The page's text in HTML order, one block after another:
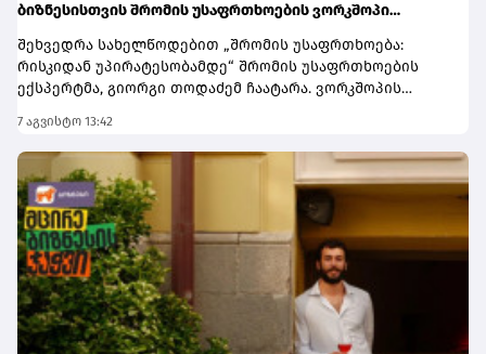
ბიზნესისთვის შრომის უსაფრთხოების ვორკშოპი
შეხვედრა სახელწოდებით „შრომის უსაფრთხოება:
რისკიდან უპირატესობამდე“ შრომის უსაფრთხოების
ექსპერტმა, გიორგი თოდაძემ ჩაატარა. ვორკშოპის
იმის შესახებ, თუ როგორ იქცევა უსაფრთხოების
სტანდარტების დანერგვა ბიზნესის მდგრადი
განვითარების, ფინანსური სტაბილურობისა და
რეპუტაციის გაძლიერების ინსტრუმენტად.ღონისძიებაზე
განხილული იყო ისეთი მნიშვნელოვანი საკითხები,
როგორიცაა უსაფრთხოების ეკონომიკა და ინვესტიციის
უკუგება (ROI); როგორ გადაიქცეს უსაფრთხოება ბიზნესის
სტრატეგიულ უპირატესობად; თანამშრომელთა
რესურსების მართვა; ლიდერის როლი უსაფრთხოების
კულტურის ჩამოყალიბებაში და ნდობაზე დაფუძნებული
სამუშაო გარემოს შექმნა.მონაწილეებმა ასევე მიიღეს
7 აგვისტო 13:42